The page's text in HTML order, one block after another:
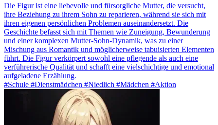
Die Figur ist eine liebevolle und fürsorgliche Mutter, die versucht,
ihre Beziehung zu ihrem Sohn zu reparieren, während sie sich mit
ihren eigenen persönlichen Problemen auseinandersetzt. Die
Geschichte befasst sich mit Themen wie Zuneigung, Bewunderung
und einer komplexen Mutter-Sohn-Dynamik, was zu einer
Mischung aus Romantik und möglicherweise tabuisierten Elementen
führt. Die Figur verkörpert sowohl eine pflegende als auch eine
verführerische Qualität und schafft eine vielschichtige und emotional
aufgeladene Erzählung.
#Schule #Dienstmädchen #Niedlich #Mädchen #Aktion